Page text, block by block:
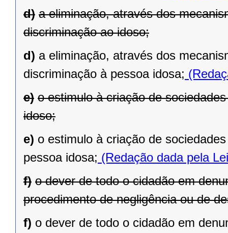
d) a eliminação, através dos
discriminação ao idoso;
d) a eliminação, através dos
discriminação à pessoa idosa;
e) o estimulo à criação de
idoso;
e) o estimulo à criação de
pessoa idosa; (Redação dada pela
f) o dever de todo o cidadão em
procedimento de negligência ou de
f) o dever de todo o cidadão em